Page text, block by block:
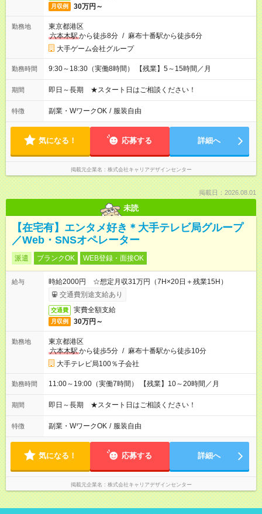
月収例 30万円～
勤務地
東京都港区
六本木駅から徒歩8分 / 麻布十番駅から徒歩6分
大手ゲーム会社グループ
勤務時間 9:30～18:30（実働8時間） 【残業】5～15時間／月
期間 即日～長期 ★スタート日はご相談ください！
特徴 副業・WワークOK / 服装自由
気になる！ 応募する 詳細へ
掲載元企業名 株式会社キャリアデザインセンター
掲載日：2026.08.01
未読
【在宅有】エンタメ好き＊大手テレビ局グループ
／Web・SNSオペレーター
派遣 ブランクOK WEB登録・面接OK
給与
時給2000円 ☆想定月収31万円（7H×20日＋残業15H）
交通費別途支給あり
交通費 実費全額支給
月収例 30万円～
勤務地
東京都港区
六本木駅から徒歩5分 / 麻布十番駅から徒歩10分
大手テレビ局100％子会社
勤務時間 11:00～19:00（実働7時間） 【残業】10～20時間／月
期間 即日～長期 ★スタート日はご相談ください！
特徴 副業・WワークOK / 服装自由
気になる！ 応募する 詳細へ
掲載元企業名 株式会社キャリアデザインセンター